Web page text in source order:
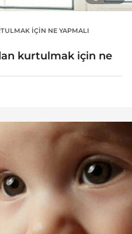
IÇIN NE YAPMALI
kurtulmak için ne